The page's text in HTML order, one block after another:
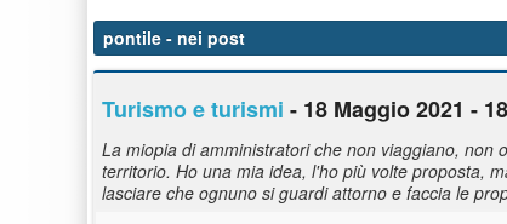
pontile - nei post
Turismo e turismi - 18 Maggio 2021 -
La miopia di amministratori che non viaggiano,
territorio. Ho una mia idea, l'ho più volte proposta,
lasciare che ognuno si guardi attorno e faccia le